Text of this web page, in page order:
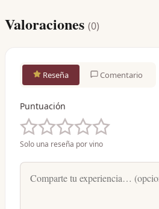
Valoraciones (0)
Reseña Comentario
Puntuación
Solo una reseña por vino